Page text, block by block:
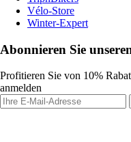
Vélo-Store
Winter-Expert
Abonnieren Sie
Profitieren Sie von 10%
anmelden